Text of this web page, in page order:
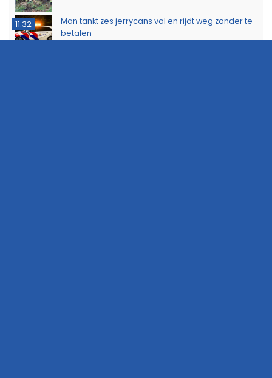
11:32
Man tankt zes jerrycans vol en rijdt weg zonder te
betalen